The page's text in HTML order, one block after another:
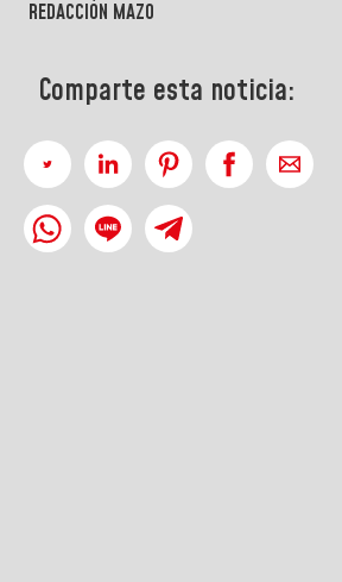
REDACCIÓN MAZO
Comparte esta noticia: